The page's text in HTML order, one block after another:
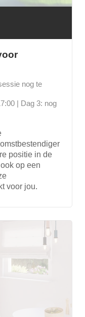
nog te
| Dag 3: nog
positie in de
op een
voor jou.